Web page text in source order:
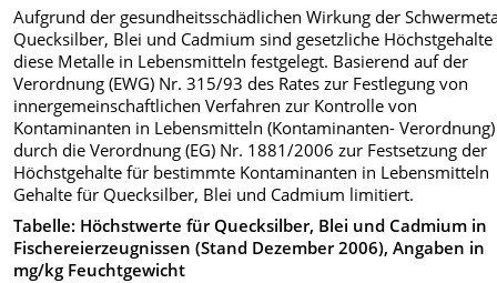
Aufgrund der gesundheitsschädlichen Wirkung der
Quecksilber, Blei und Cadmium sind gesetzliche
diese Metalle in Lebensmitteln festgelegt. Basierend auf der
Verordnung (EWG) Nr. 315/93 des Rates zur Festlegung von
innergemeinschaftlichen Verfahren zur Kontrolle von
Kontaminanten in Lebensmitteln (Kontaminanten-
durch die Verordnung (EG) Nr. 1881/2006 zur Festsetzung der
Höchstgehalte für bestimmte Kontaminanten in Lebensmitteln
Gehalte für Quecksilber, Blei und Cadmium limitiert.
Tabelle: Höchstwerte für Quecksilber, Blei und Cadmium in
Fischereierzeugnissen (Stand Dezember 2006), Angaben in
mg/kg Feuchtgewicht